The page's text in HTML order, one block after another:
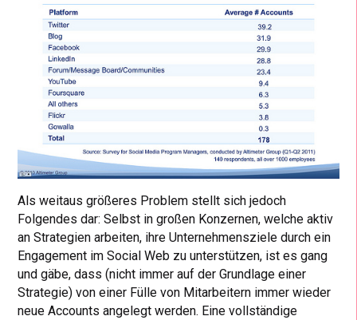
Als weitaus größeres Problem stellt sich jedoch
Folgendes dar: Selbst in großen Konzernen, welche aktiv
an Strategien arbeiten, ihre Unternehmensziele durch ein
Engagement im Social Web zu unterstützen, ist es gang
und gäbe, dass (nicht immer auf der Grundlage einer
Strategie) von einer Fülle von Mitarbeitern immer wieder
neue Accounts angelegt werden. Eine vollständige